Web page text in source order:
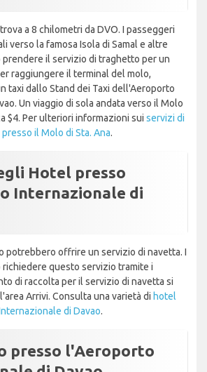
a 8 chilometri da DVO. I passeggeri
verso la famosa Isola di Samal e altre
il servizio di traghetto per un
raggiungere il terminal del molo,
taxi dallo Stand dei Taxi dell'Aeroporto
Un viaggio di sola andata verso il Molo
$4. Per ulteriori informazioni sui servizi di
il Molo di Sta. Ana.
Hotel presso
Internazionale di
potrebbero offrire un servizio di navetta. I
questo servizio tramite i
di raccolta per il servizio di navetta si
Arrivi. Consulta una varietà di hotel
di Davao.
presso l'Aeroporto